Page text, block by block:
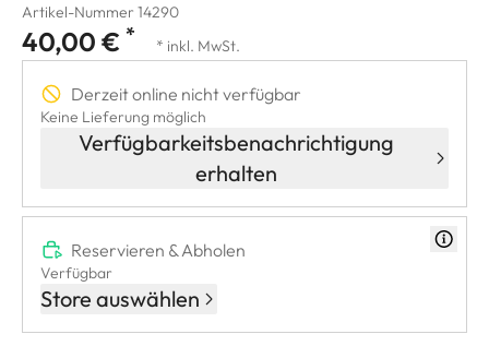
Artikel-Nummer 14290
40,00 € * * inkl. MwSt.
Derzeit online nicht verfügbar
Keine Lieferung möglich
Verfügbarkeitsbenachrichtigung
erhalten
Reservieren & Abholen
Verfügbar
Store auswählen